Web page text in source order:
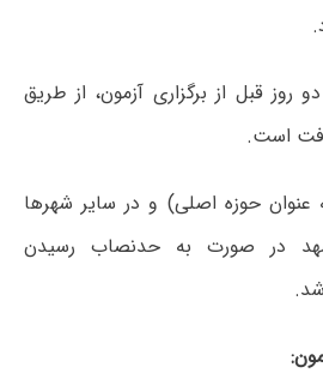
روز قبل از برگزاری آزمون، از طریق
است.
عنوان حوزه اصلی) و در سایر شهرها
در صورت به حدنصاب رسیدن